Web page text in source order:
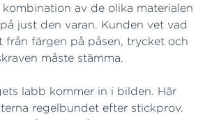
av de olika materialen
just den varan. Kunden vet vad
från färgen på påsen, trycket och
måste stämma.
labb kommer in i bilden. Här
regelbundet efter stickprov.